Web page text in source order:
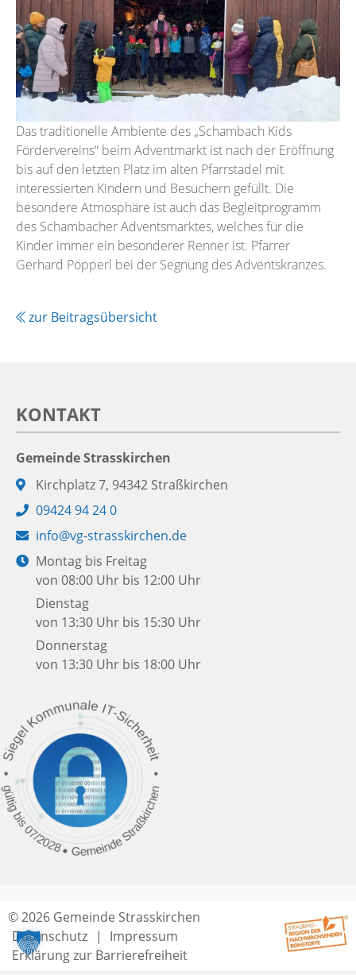
Das traditionelle Ambiente des „Schambach Kids
Fördervereins“ beim Adventmarkt ist nach der Eröffnung
bis auf den letzten Platz im alten Pfarrstadel mit
interessierten Kindern und Besuchern gefüllt. Die
besondere Atmosphäre ist auch das Begleitprogramm
des Schambacher Adventsmarktes, welches für die
Kinder immer ein besonderer Renner ist. Pfarrer
Gerhard Pöpperl bei der Segnung des Adventskranzes.
zur Beitragsübersicht
KONTAKT
Gemeinde Strasskirchen
Adresse:
Kirchplatz 7, 94342 Straßkirchen
Telefon:
09424 94 24 0
E-
Mail:
info@vg-strasskirchen.de
Öffnungszeiten:
Montag bis Freitag
von 08:00 Uhr bis 12:00 Uhr
Dienstag
von 13:30 Uhr bis 15:30 Uhr
Donnerstag
von 13:30 Uhr bis 18:00 Uhr
© 2026 Gemeinde Strasskirchen
Datenschutz
Impressum
Erklärung zur Barrierefreiheit